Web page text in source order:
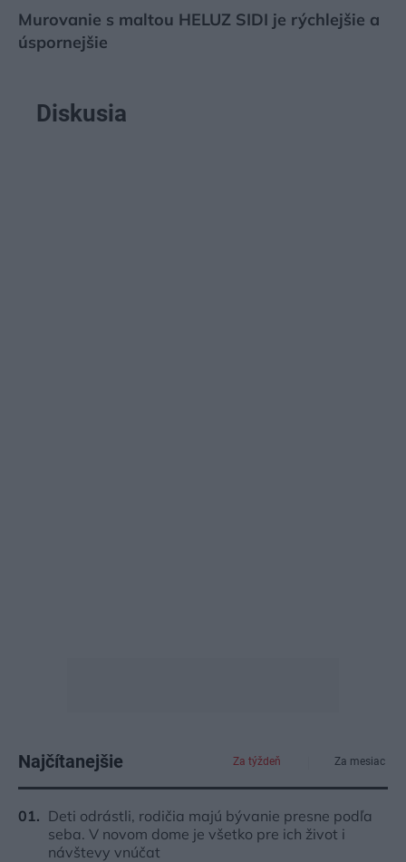
Murovanie s maltou HELUZ SIDI je rýchlejšie a
úspornejšie
Diskusia
Najčítanejšie Za týždeň Za mesiac
Deti odrástli, rodičia majú bývanie presne podľa
seba. V novom dome je všetko pre ich život i
návštevy vnúčat